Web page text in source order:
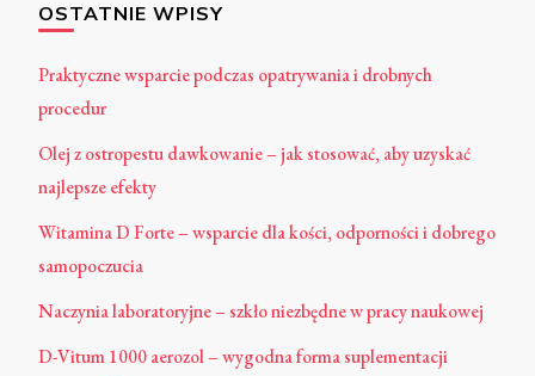
OSTATNIE WPISY
Praktyczne wsparcie podczas opatrywania i drobnych
procedur
Olej z ostropestu dawkowanie – jak stosować, aby uzyskać
najlepsze efekty
Witamina D Forte – wsparcie dla kości, odporności i dobrego
samopoczucia
Naczynia laboratoryjne – szkło niezbędne w pracy naukowej
D-Vitum 1000 aerozol – wygodna forma suplementacji